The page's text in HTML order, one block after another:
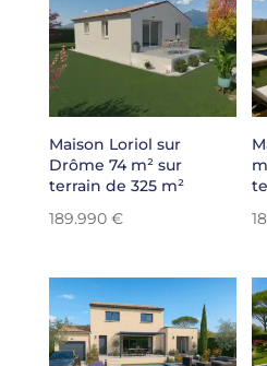
Maison Loriol sur
Drôme 74 m² sur
terrain de 325 m²
189.990 €